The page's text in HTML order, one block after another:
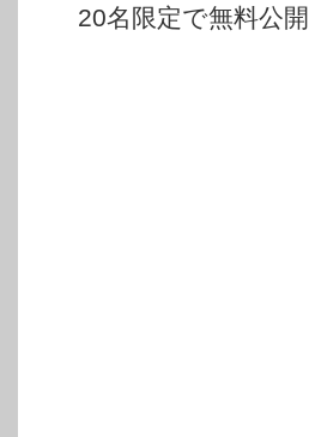
20名限定で無料公開